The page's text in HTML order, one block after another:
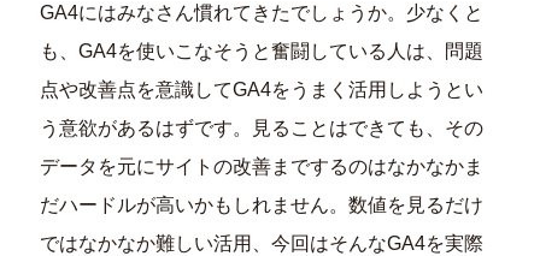
GA4にはみなさん慣れてきたでしょうか。少なくと
も、GA4を使いこなそうと奮闘している人は、問題
点や改善点を意識してGA4をうまく活用しようとい
う意欲があるはずです。見ることはできても、その
データを元にサイトの改善までするのはなかなかま
だハードルが高いかもしれません。数値を見るだけ
ではなかなか難しい活用、今回はそんなGA4を実際